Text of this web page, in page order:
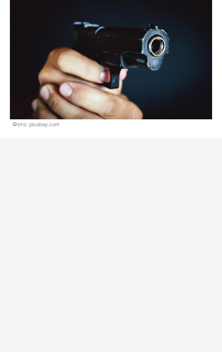
Фото: pixabay.com